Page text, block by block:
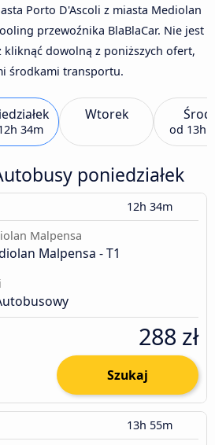
Porto D'Ascoli z miasta Mediolan
przewoźnika BlaBlaCar. Nie jest
kliknąć dowolną z poniższych ofert,
środkami transportu.
34m
Wtorek
od 13h
poniedziałek
12h 34m
Malpensa
Malpensa - T1
288 zł
Szukaj
13h 55m